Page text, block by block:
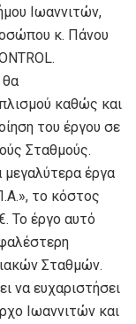
Ιωαννιτών,
κ. Πάνου
θα
καθώς και
του έργου σε
Σταθμούς.
μεγαλύτερα έργα
το κόστος
Το έργο αυτό
Σταθμών.
να ευχαριστήσει
Ιωαννιτών και